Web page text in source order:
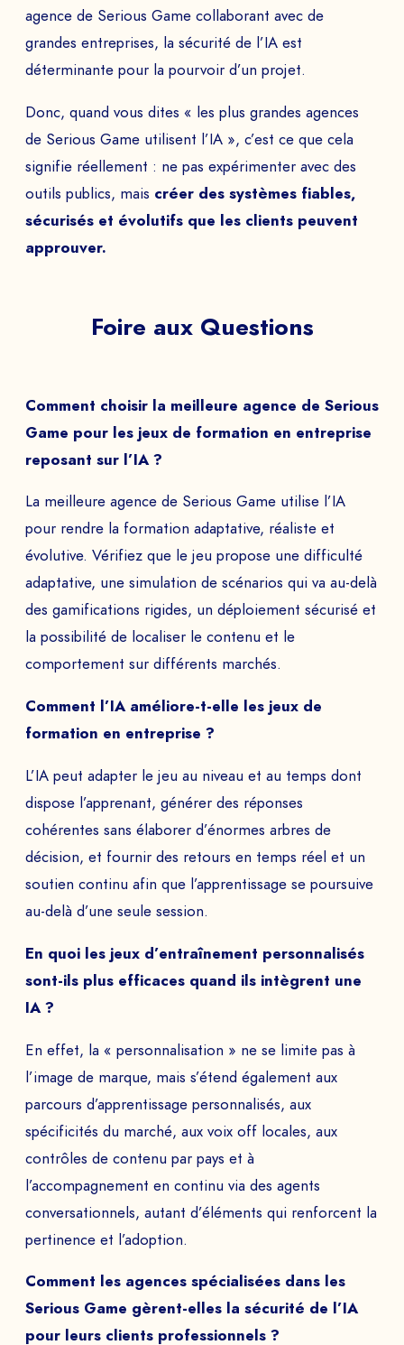
agence de Serious Game collaborant avec de
grandes entreprises, la sécurité de l’IA est
déterminante pour la pourvoir d’un projet.
Donc, quand vous dites « les plus grandes agences
de Serious Game utilisent l’IA », c’est ce que cela
signifie réellement : ne pas expérimenter avec des
outils publics, mais créer des systèmes fiables,
sécurisés et évolutifs que les clients peuvent
approuver.
Foire aux Questions
Comment choisir la meilleure agence de Serious
Game pour les jeux de formation en entreprise
reposant sur l’IA ?
La meilleure agence de Serious Game utilise l’IA
pour rendre la formation adaptative, réaliste et
évolutive. Vérifiez que le jeu propose une difficulté
adaptative, une simulation de scénarios qui va au-delà
des gamifications rigides, un déploiement sécurisé et
la possibilité de localiser le contenu et le
comportement sur différents marchés.
Comment l’IA améliore-t-elle les jeux de
formation en entreprise ?
L’IA peut adapter le jeu au niveau et au temps dont
dispose l’apprenant, générer des réponses
cohérentes sans élaborer d’énormes arbres de
décision, et fournir des retours en temps réel et un
soutien continu afin que l’apprentissage se poursuive
au-delà d’une seule session.
En quoi les jeux d’entraînement personnalisés
sont-ils plus efficaces quand ils intègrent une
IA ?
En effet, la « personnalisation » ne se limite pas à
l’image de marque, mais s’étend également aux
parcours d’apprentissage personnalisés, aux
spécificités du marché, aux voix off locales, aux
contrôles de contenu par pays et à
l’accompagnement en continu via des agents
conversationnels, autant d’éléments qui renforcent la
pertinence et l’adoption.
Comment les agences spécialisées dans les
Serious Game gèrent-elles la sécurité de l’IA
pour leurs clients professionnels ?